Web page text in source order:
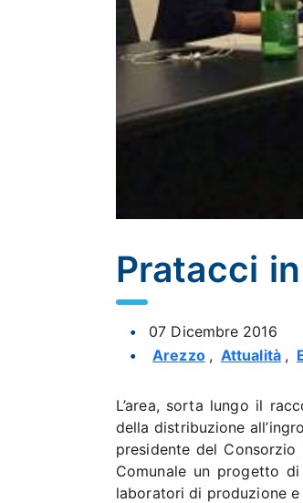
Pratacci
07 Dicembre 2016
Arezzo , Attualità ,
L’area, sorta lungo il
della distribuzione
presidente del Consorzio
Comunale un progetto
laboratori di produzione